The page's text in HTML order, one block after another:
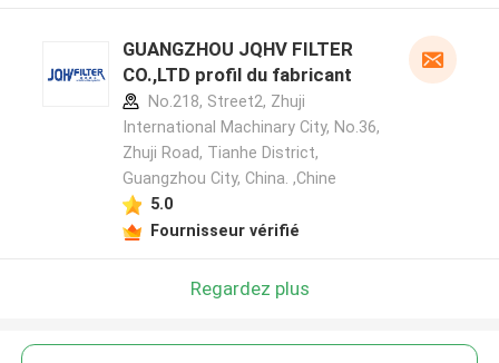
GUANGZHOU JQHV FILTER
CO.,LTD profil du fabricant
No.218, Street2, Zhuji
International Machinary City, No.36,
Zhuji Road, Tianhe District,
Guangzhou City, China. ,Chine
5.0
Fournisseur vérifié
Regardez plus